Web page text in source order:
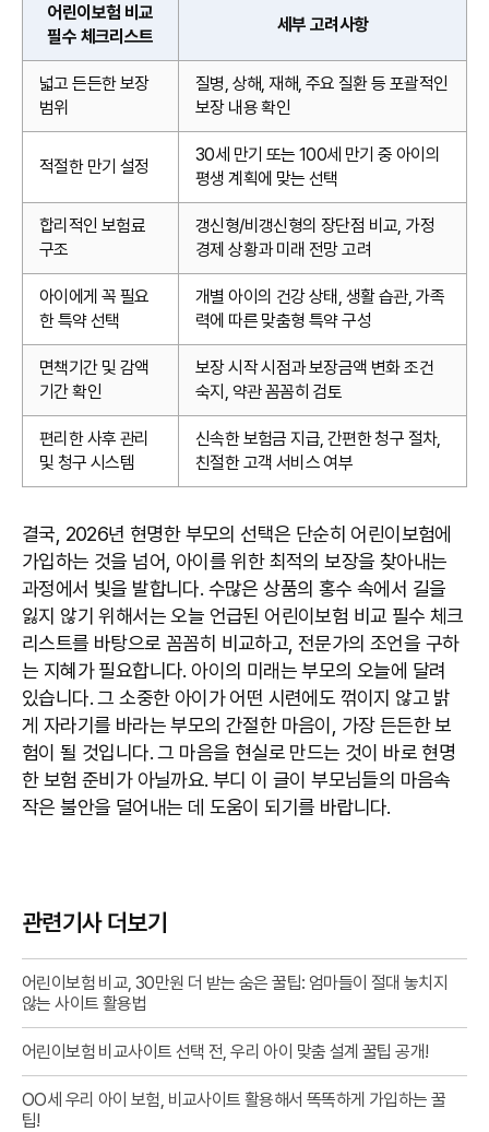
어린이보험 비교
필수 체크리스트
세부 고려사항
넓고 든든한 보장
범위
질병, 상해, 재해, 주요 질환 등 포괄적인
보장 내용 확인
적절한 만기 설정
30세 만기 또는 100세 만기 중 아이의
평생 계획에 맞는 선택
합리적인 보험료
구조
갱신형/비갱신형의 장단점 비교, 가정
경제 상황과 미래 전망 고려
아이에게 꼭 필요
한 특약 선택
개별 아이의 건강 상태, 생활 습관, 가족
력에 따른 맞춤형 특약 구성
면책기간 및 감액
기간 확인
보장 시작 시점과 보장금액 변화 조건
숙지, 약관 꼼꼼히 검토
편리한 사후 관리
및 청구 시스템
신속한 보험금 지급, 간편한 청구 절차,
친절한 고객 서비스 여부
결국, 2026년 현명한 부모의 선택은 단순히 어린이보험에
가입하는 것을 넘어, 아이를 위한 최적의 보장을 찾아내는
과정에서 빛을 발합니다. 수많은 상품의 홍수 속에서 길을
잃지 않기 위해서는 오늘 언급된 어린이보험 비교 필수 체크
리스트를 바탕으로 꼼꼼히 비교하고, 전문가의 조언을 구하
는 지혜가 필요합니다. 아이의 미래는 부모의 오늘에 달려
있습니다. 그 소중한 아이가 어떤 시련에도 꺾이지 않고 밝
게 자라기를 바라는 부모의 간절한 마음이, 가장 든든한 보
험이 될 것입니다. 그 마음을 현실로 만드는 것이 바로 현명
한 보험 준비가 아닐까요. 부디 이 글이 부모님들의 마음속
작은 불안을 덜어내는 데 도움이 되기를 바랍니다.
관련기사 더보기
어린이보험 비교, 30만원 더 받는 숨은 꿀팁: 엄마들이 절대 놓치지
않는 사이트 활용법
어린이보험 비교사이트 선택 전, 우리 아이 맞춤 설계 꿀팁 공개!
OO세 우리 아이 보험, 비교사이트 활용해서 똑똑하게 가입하는 꿀
팁!